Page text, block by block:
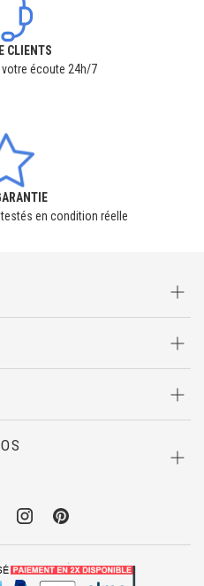
CLIENTS
écoute 24h/7
en condition réelle